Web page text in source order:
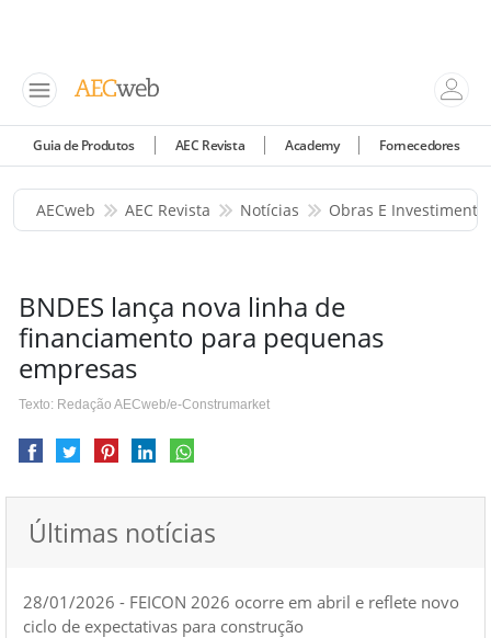
Guia de Produtos AEC Revista Academy Fornecedores
AECweb AEC Revista Notícias Obras E
BNDES lança nova linha de
financiamento para pequenas
empresas
Texto: Redação AECweb/e-Construmarket
Últimas notícias
28/01/2026 - FEICON 2026 ocorre em abril e reflete novo
ciclo de expectativas para construção